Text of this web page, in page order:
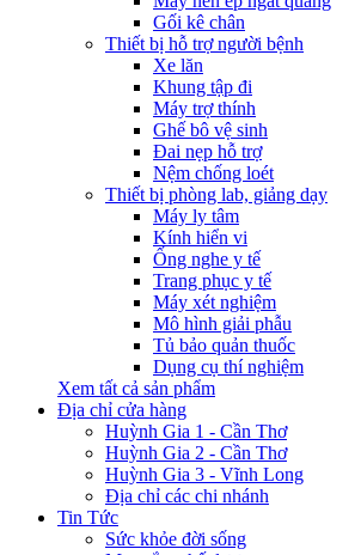
Gối kê chân
Thiết bị hỗ trợ người bệnh
Xe lăn
Khung tập đi
Máy trợ thính
Ghế bô vệ sinh
Đai nẹp hỗ trợ
Nệm chống loét
Thiết bị phòng lab, giảng dạy
Máy ly tâm
Kính hiển vi
Ống nghe y tế
Trang phục y tế
Máy xét nghiệm
Mô hình giải phẫu
Tủ bảo quản thuốc
Dụng cụ thí nghiệm
Xem tất cả sản phẩm
Địa chỉ cửa hàng
Huỳnh Gia 1 - Cần Thơ
Huỳnh Gia 2 - Cần Thơ
Huỳnh Gia 3 - Vĩnh Long
Địa chỉ các chi nhánh
Tin Tức
Sức khỏe đời sống